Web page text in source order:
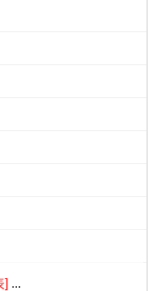
] ...